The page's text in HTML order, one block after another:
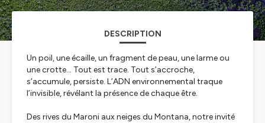
DESCRIPTION
Un poil, une écaille, un fragment de peau, une larme ou
une crotte... Tout est trace. Tout s’accroche,
s’accumule, persiste. L’ADN environnemental traque
l’invisible, révélant la présence de chaque être.
Des rives du Maroni aux neiges du Montana, notre invité